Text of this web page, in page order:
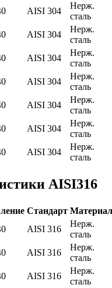
AISI 304
Нерж.
сталь
AISI 304
Нерж.
сталь
AISI 304
Нерж.
сталь
AISI 304
Нерж.
сталь
AISI 304
Нерж.
сталь
AISI 304
Нерж.
сталь
AISI 304
Нерж.
сталь
AISI316
Стандарт Материал
AISI 316
Нерж.
сталь
AISI 316
Нерж.
сталь
AISI 316
Нерж.
сталь